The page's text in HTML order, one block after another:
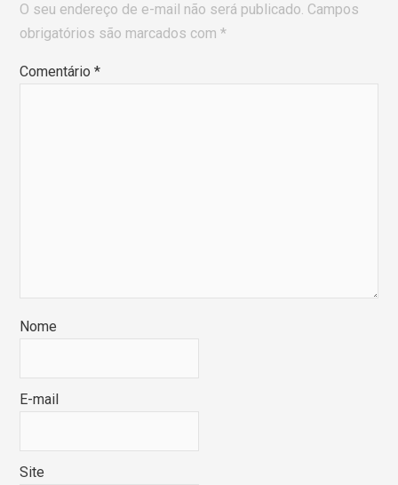
O seu endereço de e-mail não será publicado. Campos
obrigatórios são marcados com*
Comentário*
Nome
E-mail
Site